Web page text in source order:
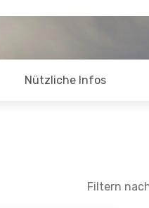
Nützliche Infos
Filtern